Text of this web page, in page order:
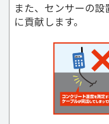
また、センサーの
に貢献します。